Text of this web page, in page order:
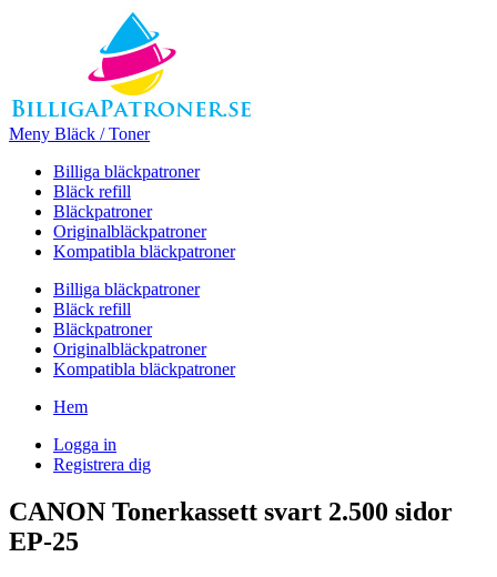
Meny Bläck / Toner
Billiga bläckpatroner
Bläck refill
Bläckpatroner
Originalbläckpatroner
Kompatibla bläckpatroner
Billiga bläckpatroner
Bläck refill
Bläckpatroner
Originalbläckpatroner
Kompatibla bläckpatroner
Hem
Logga in
Registrera dig
CANON Tonerkassett svart 2.500 sidor
EP-25